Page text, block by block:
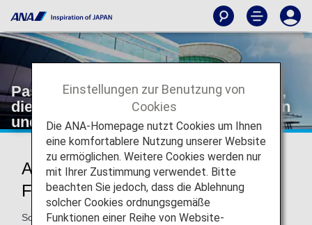
Passagiere auf internationalen Flügen,
die am Flughafen Tokio-Haneda starten
und ankommen
Abflug-/Ankunftsterminals am
Flughafen Tokio-Haneda
Sowohl Terminal 2 als auch Terminal 3 werden für
Einstellungen zur Benutzung von
Cookies
Die ANA-Homepage nutzt Cookies um Ihnen
eine komfortablere Nutzung unserer Website
zu ermöglichen. Weitere Cookies werden nur
mit Ihrer Zustimmung verwendet. Bitte
beachten Sie jedoch, dass die Ablehnung
solcher Cookies ordnungsgemäße
Funktionen einer Reihe von Website-